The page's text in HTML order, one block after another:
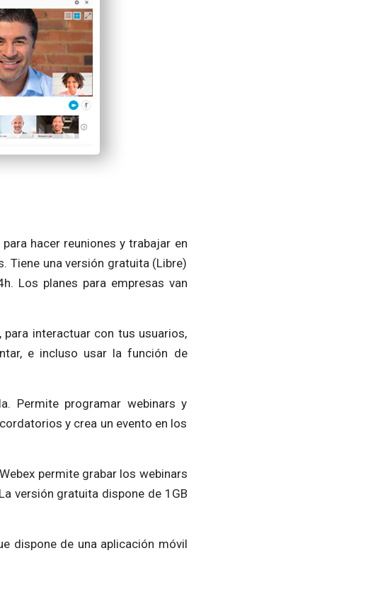
hacer reuniones y trabajar en
Tiene una versión gratuita (Libre)
Los planes para empresas van
interactuar con tus usuarios,
e incluso usar la función de
Permite programar webinars y
y crea un evento en los
permite grabar los webinars
versión gratuita dispone de 1GB
dispone de una aplicación móvil